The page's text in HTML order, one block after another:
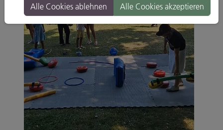
Alle Cookies ablehnen Alle Cookies akzeptieren